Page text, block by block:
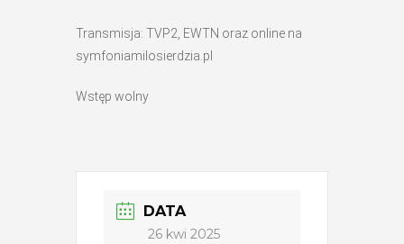
Transmisja: TVP2, EWTN oraz online na
symfoniamilosierdzia.pl
Wstęp wolny
DATA
26 kwi 2025